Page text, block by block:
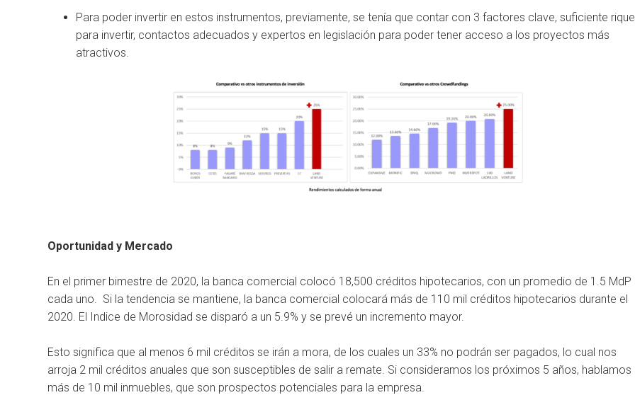
Para poder invertir en estos instrumentos, previamente, se tení­a que contar con 3 factores clave, suficiente
para invertir, contactos adecuados y expertos en legislación para poder tener acceso a los proyectos más
atractivos.
Oportunidad y Mercado
En el primer bimestre de 2020, la banca comercial colocó 18,500 créditos hipotecarios, con un promedio de 1.5 MdP
cada uno. Si la tendencia se mantiene, la banca comercial colocará más de 110 mil créditos hipotecarios durante el
2020. El Indice de Morosidad se disparó a un 5.9% y se prevé un incremento mayor.
Esto significa que al menos 6 mil créditos se irán a mora, de los cuales un 33% no podrán ser pagados, lo cual nos
arroja 2 mil créditos anuales que son susceptibles de salir a remate. Si consideramos los próximos 5 años, hablamos
más de 10 mil inmuebles, que son prospectos potenciales para la empresa.